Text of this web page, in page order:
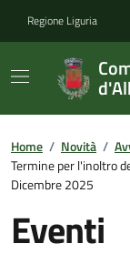
Regione Liguria
Home / Novità /
Termine per l'inoltro
Dicembre 2025
Eventi